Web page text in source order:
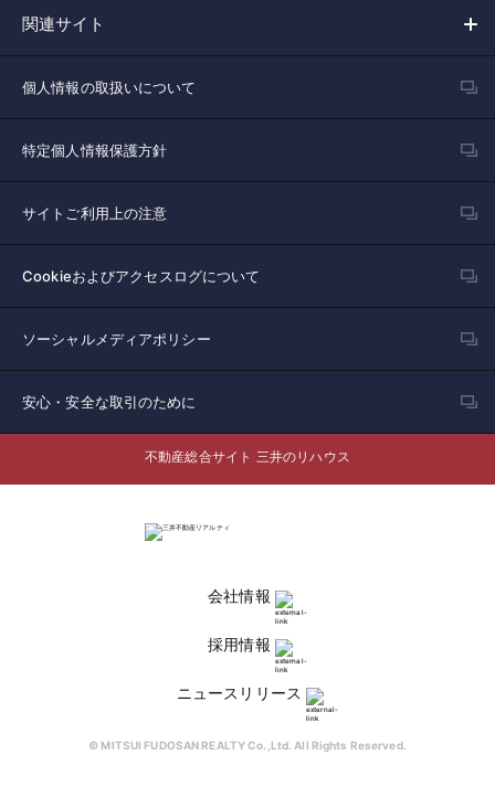
関連サイト
個人情報の取扱いについて
特定個人情報保護方針
サイトご利用上の注意
Cookieおよびアクセスログについて
ソーシャルメディアポリシー
安心・安全な取引のために
不動産総合サイト 三井のリハウス
会社情報
採用情報
ニュースリリース
© MITSUI FUDOSAN REALTY Co.,Ltd. All Rights Reserved.